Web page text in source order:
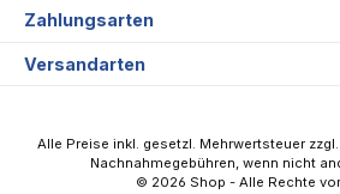
Zahlungsarten
Versandarten
Alle Preise inkl. gesetzl. Mehrwertsteuer zzgl.
Nachnahmegebühren, wenn nicht
© 2026 Shop - Alle Rechte